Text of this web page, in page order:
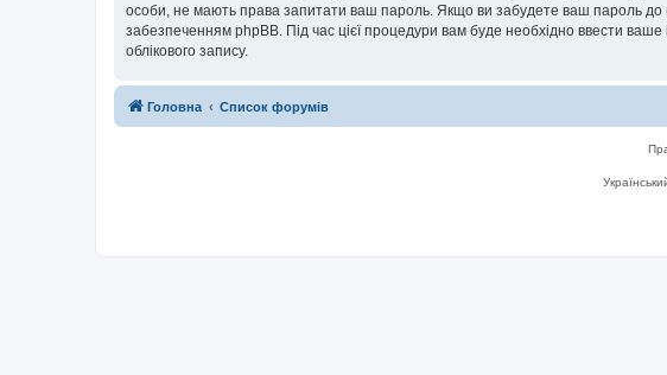
особи, не мають права запитати ваш пароль. Якщо ви забудете ваш пароль до
забезпеченням phpBB. Під час цієї процедури вам буде необхідно ввести
облікового запису.
Головна Список форумів